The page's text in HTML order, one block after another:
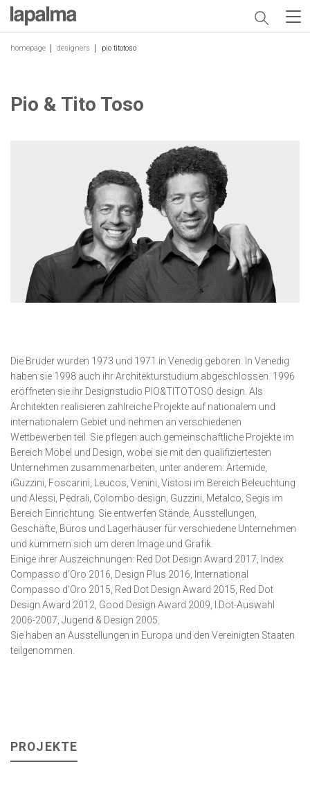
homepage designers pio titotoso
Pio & Tito Toso
Die Brüder wurden 1973 und 1971 in Venedig geboren. In Venedig
haben sie 1998 auch ihr Architekturstudium abgeschlossen. 1996
eröffneten sie ihr Designstudio PIO&TITOTOSO design. Als
Architekten realisieren zahlreiche Projekte auf nationalem und
internationalem Gebiet und nehmen an verschiedenen
Wettbewerben teil. Sie pflegen auch gemeinschaftliche Projekte im
Bereich Möbel und Design, wobei sie mit den qualifiziertesten
Unternehmen zusammenarbeiten, unter anderem: Artemide,
iGuzzini, Foscarini, Leucos, Venini, Vistosi im Bereich Beleuchtung
und Alessi, Pedrali, Colombo design, Guzzini, Metalco, Segis im
Bereich Einrichtung. Sie entwerfen Stände, Ausstellungen,
Geschäfte, Büros und Lagerhäuser für verschiedene Unternehmen
und kümmern sich um deren Image und Grafik.
Einige ihrer Auszeichnungen: Red Dot Design Award 2017, Index
Compasso d'Oro 2016, Design Plus 2016, International
Compasso d'Oro 2015, Red Dot Design Award 2015, Red Dot
Design Award 2012, Good Design Award 2009, I.Dot-Auswahl
2006-2007, Jugend & Design 2005.
Sie haben an Ausstellungen in Europa und den Vereinigten Staaten
teilgenommen.
PROJEKTE